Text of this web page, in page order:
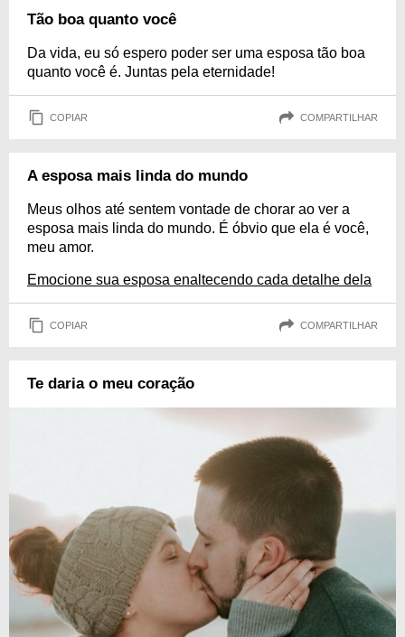
Tão boa quanto você
Da vida, eu só espero poder ser uma esposa tão boa
quanto você é. Juntas pela eternidade!
COPIAR COMPARTILHAR
A esposa mais linda do mundo
Meus olhos até sentem vontade de chorar ao ver a
esposa mais linda do mundo. É óbvio que ela é você,
meu amor.
Emocione sua esposa enaltecendo cada detalhe dela
COPIAR COMPARTILHAR
Te daria o meu coração